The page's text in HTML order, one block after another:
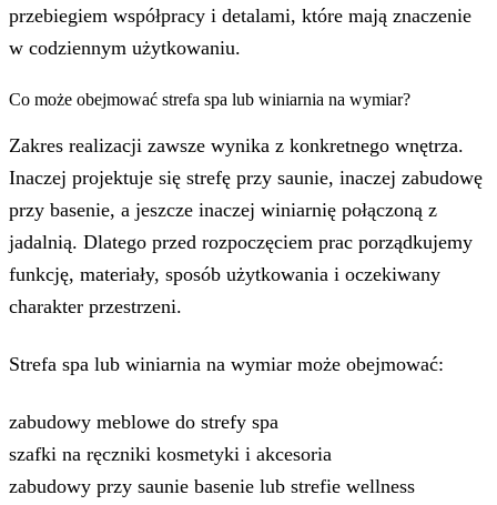
przebiegiem współpracy i detalami, które mają znaczenie
w codziennym użytkowaniu.
Co może obejmować strefa spa lub winiarnia na wymiar?
Zakres realizacji zawsze wynika z konkretnego wnętrza.
Inaczej projektuje się strefę przy saunie, inaczej zabudowę
przy basenie, a jeszcze inaczej winiarnię połączoną z
jadalnią. Dlatego przed rozpoczęciem prac porządkujemy
funkcję, materiały, sposób użytkowania i oczekiwany
charakter przestrzeni.
Strefa spa lub winiarnia na wymiar może obejmować:
zabudowy meblowe do strefy spa
szafki na ręczniki kosmetyki i akcesoria
zabudowy przy saunie basenie lub strefie wellness